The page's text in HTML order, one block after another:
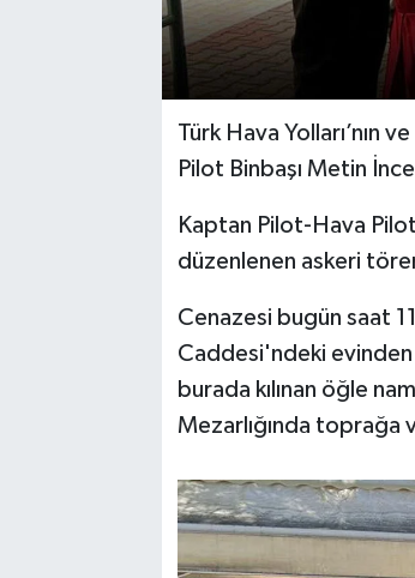
Türk Hava Yolları’nın
Pilot Binbaşı Metin
Kaptan Pilot-Hava
düzenlenen askeri
Cenazesi bugün saat
Caddesi'ndeki evinden
burada kılınan öğle
Mezarlığında toprağa